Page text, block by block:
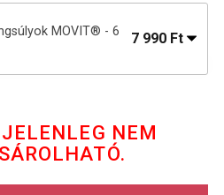
MOVIT® - 6
7 990 Ft
NEM